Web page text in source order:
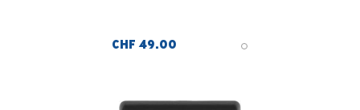
CHF 49.00